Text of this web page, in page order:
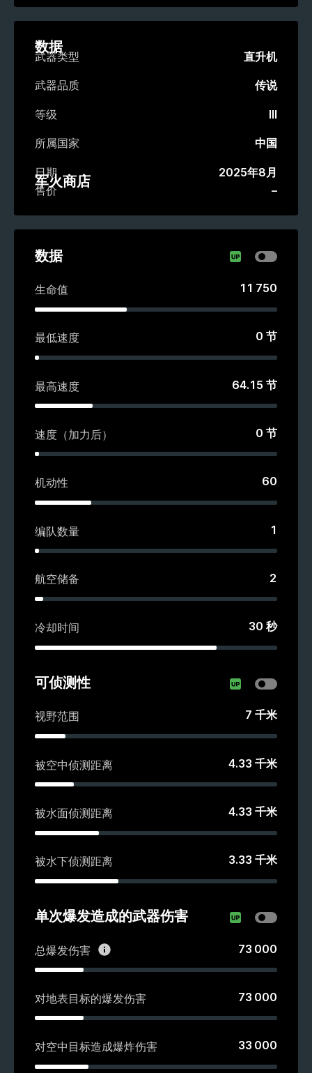
数据
武器类型 直升机
武器品质 传说
等级 III
所属国家 中国
日期 2025年8月
军火商店
售价 –
数据
生命值 11 750
最低速度 0 节
最高速度 64.15 节
速度（加力后） 0 节
机动性 60
编队数量 1
航空储备 2
冷却时间 30 秒
可侦测性
视野范围 7 千米
被空中侦测距离 4.33 千米
被水面侦测距离 4.33 千米
被水下侦测距离 3.33 千米
单次爆发造成的武器伤害
总爆发伤害 73 000
对地表目标的爆发伤害 73 000
对空中目标造成爆炸伤害 33 000